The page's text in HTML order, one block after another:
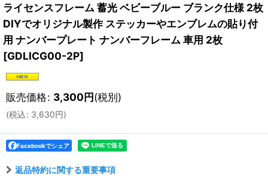
ライセンスフレーム 蓄光 ベビーブルー ブランク仕様 2枚
DIYでオリジナル製作 ステッカーやエンブレムの貼り付
用 ナンバープレート ナンバーフレーム 車用 2枚
[GDLICG00-2P]
販売価格: 3,300円(税別)
(税込: 3,630円)
Facebookでシェア
返品特約に関する重要事項